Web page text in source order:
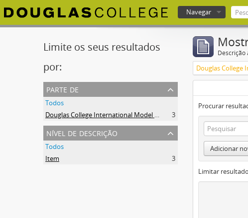
Navegar
Limite os seus resultados
por:
parte de
Todos
Douglas College International Model United Nations (DOUGIMUN)
3
nível de descrição
Todos
Item
3
Descrição
Procurar
Adicionar
Limitar